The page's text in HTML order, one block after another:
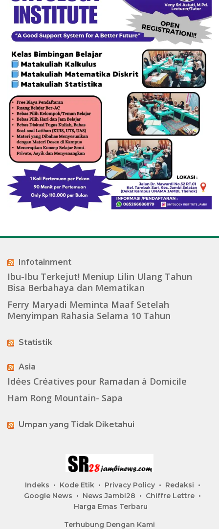
Infotainment
Ibu-Ibu Terkejut! Meniup Lilin Ulang Tahun
Bisa Berbahaya dan Mematikan
Ferry Maryadi Meminta Maaf Setelah
Menyimpan Rahasia Selama 10 Tahun
Statistik
Asia
Idées Créatives pour Ramadan à Domicile
Ham Rong Mountain- Sapa
Umpan yang Tidak Diketahui
Indeks Kode Etik Privacy Policy
Redaksi
Google News
News Jambi28
Chiffre Lettre
Harga Emas Terbaru
Terhubung Dengan Kami